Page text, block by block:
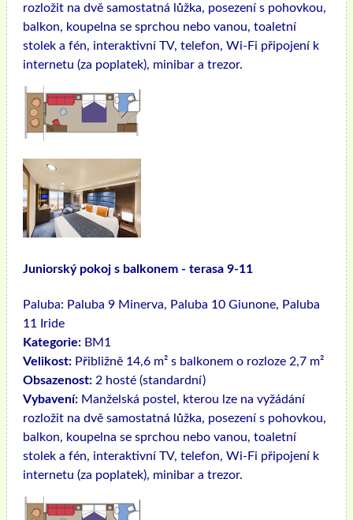
rozložit na dvě samostatná lůžka, posezení s pohovkou,
balkon, koupelna se sprchou nebo vanou, toaletní
stolek a fén, interaktivní TV, telefon, Wi-Fi připojení k
internetu (za poplatek), minibar a trezor.
Juniorský pokoj s balkonem - terasa 9-11
Paluba: Paluba 9 Minerva, Paluba 10 Giunone, Paluba
11 Iride
Kategorie: BM1
Velikost: Přibližně 14,6 m² s balkonem o rozloze 2,7 m²
Obsazenost: 2 hosté (standardní)
Vybavení: Manželská postel, kterou lze na vyžádání
rozložit na dvě samostatná lůžka, posezení s pohovkou,
balkon, koupelna se sprchou nebo vanou, toaletní
stolek a fén, interaktivní TV, telefon, Wi-Fi připojení k
internetu (za poplatek), minibar a trezor.